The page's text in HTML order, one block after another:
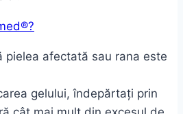
pielea afectată sau rana este
gelului, îndepărtați prin